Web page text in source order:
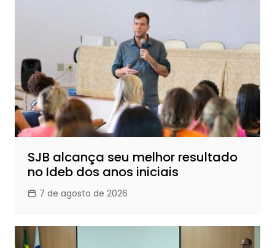
SJB alcança seu melhor resultado
no Ideb dos anos iniciais
7 de agosto de 2026